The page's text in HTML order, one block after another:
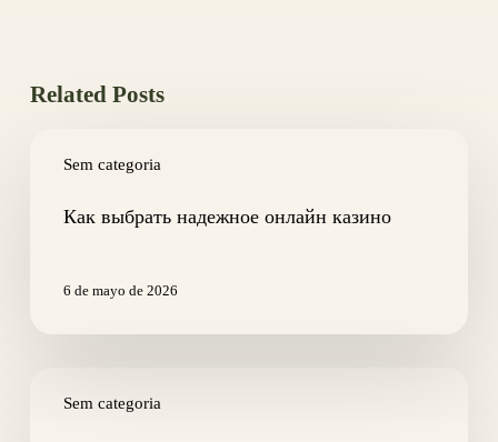
Related Posts
Sem categoria
выбрать
онлайнКак выбрать надежное онлайн казино
6 de mayo de 2026
Sem categoria
licenze